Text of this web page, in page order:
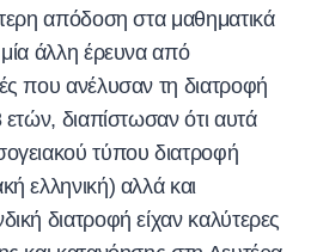
απόδοση στα μαθηματικά
άλλη έρευνα από
που ανέλυσαν τη διατροφή
διαπίστωσαν ότι αυτά
τύπου διατροφή
ελληνική) αλλά και
διατροφή είχαν καλύτερες